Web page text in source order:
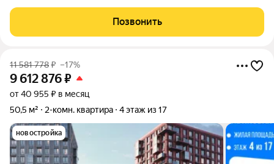
раздельный. Инфраструктура очень развитая, рядом центр
города: Д/сады: Журавушка (200
Позвонить
11 581 778₽ –17%
9 612 876₽
от 40 955 ₽ в месяц
50,5 м²
2-комн. квартира 4 этаж из 17
новостройка